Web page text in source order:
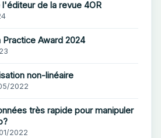
de la revue 4OR
Practice Award 2024
non-linéaire
2022
très rapide pour manipuler
2022